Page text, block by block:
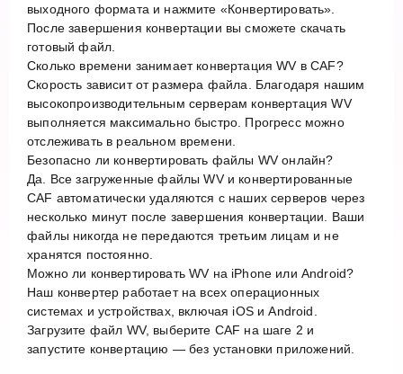
выходного формата и нажмите «Конвертировать».
После завершения конвертации вы сможете скачать
готовый файл.
Сколько времени занимает конвертация WV в CAF?
Скорость зависит от размера файла. Благодаря нашим
высокопроизводительным серверам конвертация WV
выполняется максимально быстро. Прогресс можно
отслеживать в реальном времени.
Безопасно ли конвертировать файлы WV онлайн?
Да. Все загруженные файлы WV и конвертированные
CAF автоматически удаляются с наших серверов через
несколько минут после завершения конвертации. Ваши
файлы никогда не передаются третьим лицам и не
хранятся постоянно.
Можно ли конвертировать WV на iPhone или Android?
Наш конвертер работает на всех операционных
системах и устройствах, включая iOS и Android.
Загрузите файл WV, выберите CAF на шаге 2 и
запустите конвертацию — без установки приложений.